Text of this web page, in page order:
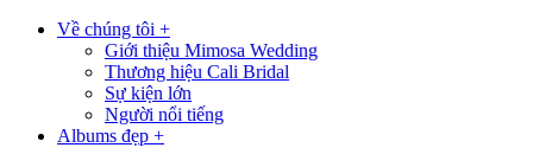
Về chúng tôi +
Giới thiệu Mimosa Wedding
Thương hiệu Cali Bridal
Sự kiện lớn
Người nổi tiếng
Albums đẹp +